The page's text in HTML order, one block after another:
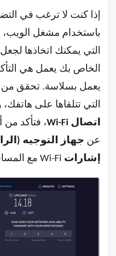
إذا كنت لا ترغب في
باستخدام مشغل الويب،
الخاص بك يعمل هي
يعمل بسلاسة. تحقق من
التي تتلقاها على
اتصال Wi-Fi
، فتأكد من
عن جهاز التوجيه
إشارات